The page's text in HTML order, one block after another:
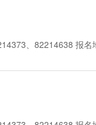
、82214638 报